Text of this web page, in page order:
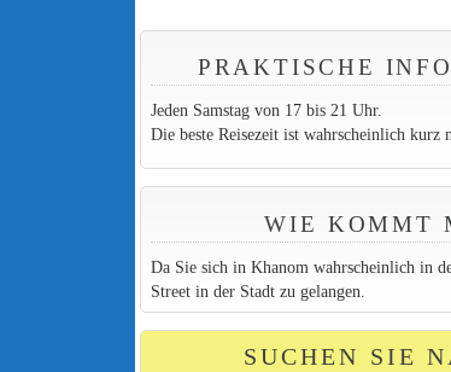
PRAKTISCHE
Jeden Samstag von 17 bis 21 Uhr.
Die beste Reisezeit ist wahrscheinlich kurz
WIE KOMMT
Da Sie sich in Khanom wahrscheinlich in
Street in der Stadt zu gelangen.
SUCHEN SIE